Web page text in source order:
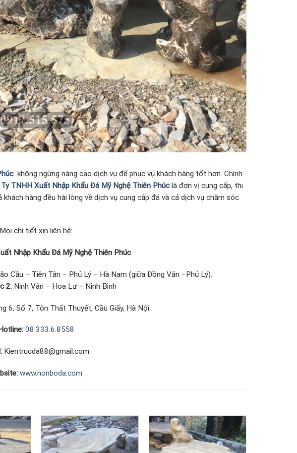
không ngừng nâng cao dịch vụ để phục vụ khách hàng tốt hơn. Chính
TNHH Xuất Nhập Khẩu Đá Mỹ Nghệ Thiên Phúclà đơn vị cung cấp, thi
hàng đều hài lòng về dịch vụ cung cấp đá và cả dịch vụ chăm sóc
Mọi chi tiết xin liên hệ:
Nhập Khẩu Đá Mỹ Nghệ Thiên Phúc
Cầu – Tiên Tân – Phủ Lý – Hà Nam (giữa Đồng Văn –Phủ Lý).
2: Ninh Vân – Hoa Lư – Ninh Bình
6, Số 7, Tôn Thất Thuyết, Cầu Giấy, Hà Nội.
Hotline: 08.333.6.8558
Kientrucda88@gmail.com
www.nonboda.com